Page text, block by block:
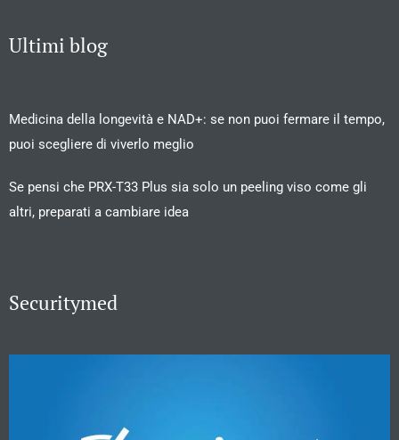
Ultimi blog
Medicina della longevità e NAD+: se non puoi fermare il tempo,
puoi scegliere di viverlo meglio
Se pensi che PRX-T33 Plus sia solo un peeling viso come gli
altri, preparati a cambiare idea
Securitymed